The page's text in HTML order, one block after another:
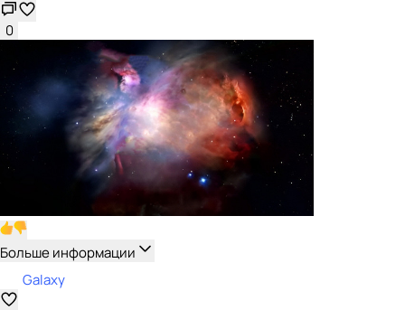
0
Больше информации
Galaxy